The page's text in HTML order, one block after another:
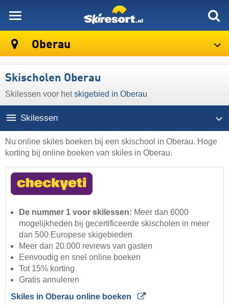
Oberau
Skischolen Oberau
Skilessen voor hetskigebied in Oberau
Skilessen
Nu online skiles boeken bij een skischool in Oberau. Hoge
korting bij online boeken van skiles in Oberau.
De nummer 1 voor skilessen: Meer dan 6000
mogelijkheden bij gecertificeerde skischolen in meer
dan 500 Europese skigebieden
Meer dan 20.000 reviews van gasten
Eenvoudig en snel online boeken
Tot 15% korting
Gratis annuleren
Skiles in Oberau online boeken